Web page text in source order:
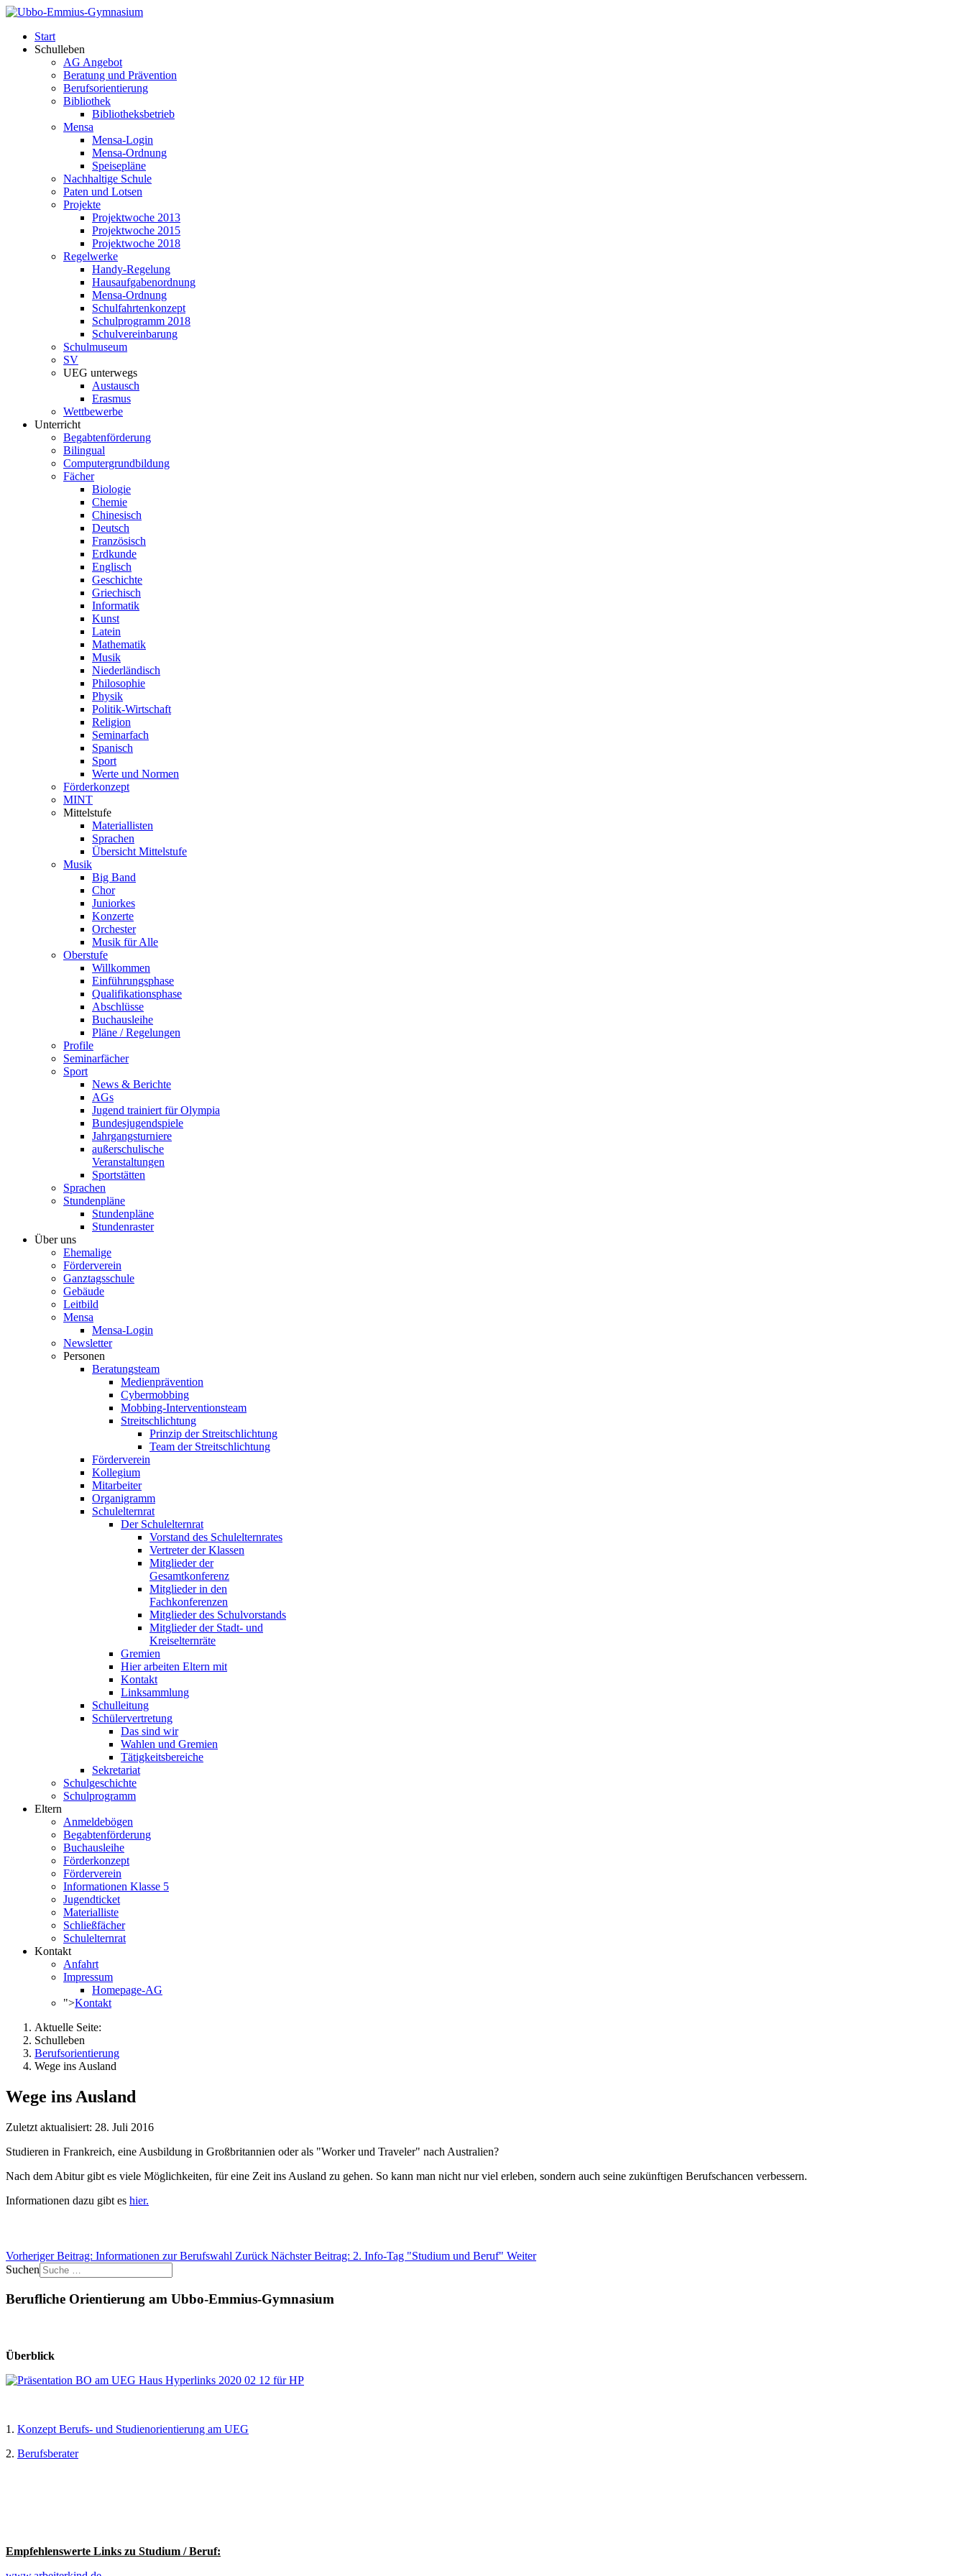
Start
Schulleben
AG Angebot
Beratung und Prävention
Berufsorientierung
Bibliothek
Bibliotheksbetrieb
Mensa
Mensa-Login
Mensa-Ordnung
Speisepläne
Nachhaltige Schule
Paten und Lotsen
Projekte
Projektwoche 2013
Projektwoche 2015
Projektwoche 2018
Regelwerke
Handy-Regelung
Hausaufgabenordnung
Mensa-Ordnung
Schulfahrtenkonzept
Schulprogramm 2018
Schulvereinbarung
Schulmuseum
SV
UEG unterwegs
Austausch
Erasmus
Wettbewerbe
Unterricht
Begabtenförderung
Bilingual
Computergrundbildung
Fächer
Biologie
Chemie
Chinesisch
Deutsch
Französisch
Erdkunde
Englisch
Geschichte
Griechisch
Informatik
Kunst
Latein
Mathematik
Musik
Niederländisch
Philosophie
Physik
Politik-Wirtschaft
Religion
Seminarfach
Spanisch
Sport
Werte und Normen
Förderkonzept
MINT
Mittelstufe
Materiallisten
Sprachen
Übersicht Mittelstufe
Musik
Big Band
Chor
Juniorkes
Konzerte
Orchester
Musik für Alle
Oberstufe
Willkommen
Einführungsphase
Qualifikationsphase
Abschlüsse
Buchausleihe
Pläne / Regelungen
Profile
Seminarfächer
Sport
News & Berichte
AGs
Jugend trainiert für Olympia
Bundesjugendspiele
Jahrgangsturniere
außerschulische
Veranstaltungen
Sportstätten
Sprachen
Stundenpläne
Stundenpläne
Stundenraster
Über uns
Ehemalige
Förderverein
Ganztagsschule
Gebäude
Leitbild
Mensa
Mensa-Login
Newsletter
Personen
Beratungsteam
Medienprävention
Cybermobbing
Mobbing-Interventionsteam
Streitschlichtung
Prinzip der Streitschlichtung
Team der Streitschlichtung
Förderverein
Kollegium
Mitarbeiter
Organigramm
Schulelternrat
Der Schulelternrat
Vorstand des Schulelternrates
Vertreter der Klassen
Mitglieder der
Gesamtkonferenz
Mitglieder in den
Fachkonferenzen
Mitglieder des Schulvorstands
Mitglieder der Stadt- und
Kreiselternräte
Gremien
Hier arbeiten Eltern mit
Kontakt
Linksammlung
Schulleitung
Schülervertretung
Das sind wir
Wahlen und Gremien
Tätigkeitsbereiche
Sekretariat
Schulgeschichte
Schulprogramm
Eltern
Anmeldebögen
Begabtenförderung
Buchausleihe
Förderkonzept
Förderverein
Informationen Klasse 5
Jugendticket
Materialliste
Schließfächer
Schulelternrat
Kontakt
Anfahrt
Impressum
Homepage-AG
">Kontakt
Aktuelle Seite:
Schulleben
Berufsorientierung
Wege ins Ausland
Wege ins Ausland
Zuletzt aktualisiert: 28. Juli 2016
Studieren in Frankreich, eine Ausbildung in Großbritannien oder als "Worker und Traveler" nach Australien?
Nach dem Abitur gibt es viele Möglichkeiten, für eine Zeit ins Ausland zu gehen. So kann man nicht nur viel erleben, sondern auch seine zukünftigen Berufschancen verbessern.
Informationen dazu gibt es hier.
Vorheriger Beitrag: Informationen zur Berufswahl Zurück Nächster Beitrag: 2. Info-Tag "Studium und Beruf" Weiter
Suchen
Berufliche Orientierung am Ubbo-Emmius-Gymnasium
Überblick
1. Konzept Berufs- und Studienorientierung am UEG
2. Berufsberater
Empfehlenswerte Links zu Studium / Beruf: